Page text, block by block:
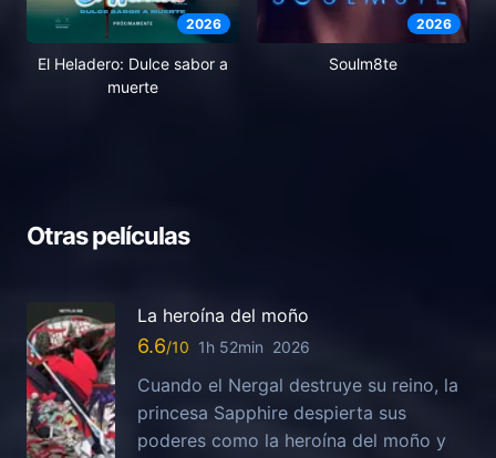
2026
El Heladero: Dulce sabor a
muerte
2026
Soulm8te
Otras películas
La heroína del moño
6.6 1h 52min 2026
Cuando el Nergal destruye su reino, la
princesa Sapphire despierta sus
poderes como la heroína del moño y